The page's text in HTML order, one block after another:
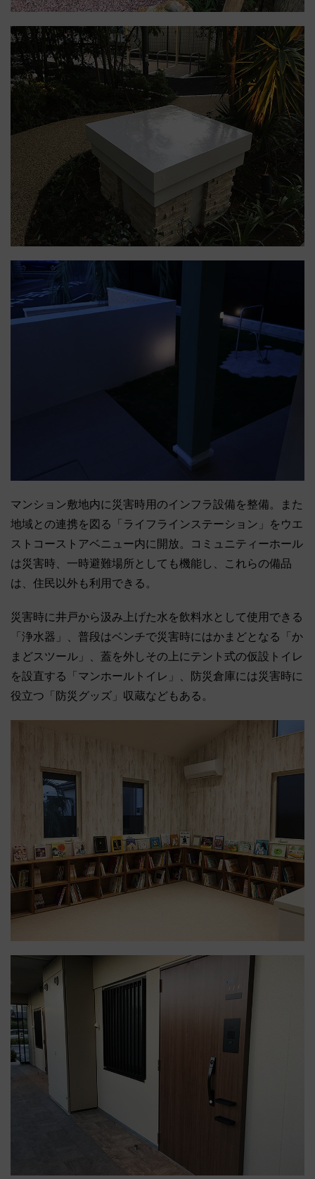
マンション敷地内に災害時用のインフラ設備を整備。また
地域との連携を図る「ライフラインステーション」をウエ
ストコーストアベニュー内に開放。コミュニティーホール
は災害時、一時避難場所としても機能し、これらの備品
は、住民以外も利用できる。
災害時に井戸から汲み上げた水を飲料水として使用できる
「浄水器」、普段はベンチで災害時にはかまどとなる「か
まどスツール」、蓋を外しその上にテント式の仮設トイレ
を設直する「マンホールトイレ」、防災倉庫には災害時に
役立つ「防災グッズ」収蔵などもある。